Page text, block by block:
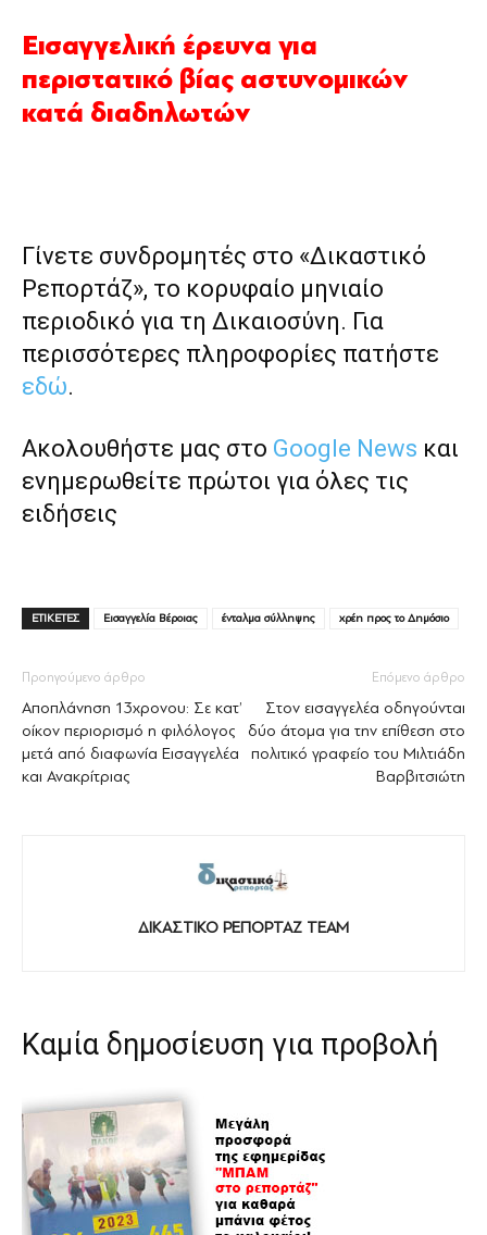
Εισαγγελική έρευνα για
περιστατικό βίας αστυνομικών
κατά διαδηλωτών
Γίνετε συνδρομητές στο «Δικαστικό
Ρεπορτάζ», το κορυφαίο μηνιαίο
περιοδικό για τη Δικαιοσύνη. Για
περισσότερες πληροφορίες πατήστε
εδώ.
Ακολουθήστε μας στο Google News και
ενημερωθείτε πρώτοι για όλες τις
ειδήσεις
ΕΤΙΚΕΤΕΣ Εισαγγελία Βέροιας ένταλμα σύλληψης χρέη προς το Δημόσιο
Προηγούμενο άρθρο
Αποπλάνηση 13χρονου: Σε κατ’
οίκον περιορισμό η φιλόλογος
μετά από διαφωνία Εισαγγελέα
και Ανακρίτριας
Επόμενο άρθρο
Στον εισαγγελέα οδηγούνται
δύο άτομα για την επίθεση στο
πολιτικό γραφείο του Μιλτιάδη
Βαρβιτσιώτη
ΔΙΚΑΣΤΙΚΟ ΡΕΠΟΡΤΑΖ TEAM
Καμία δημοσίευση για προβολή